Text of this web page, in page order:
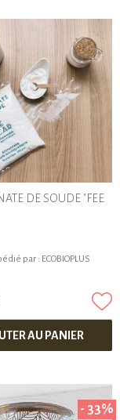
DE SOUDE "FEE
par : ECOBIOPLUS
AU PANIER
- 33%